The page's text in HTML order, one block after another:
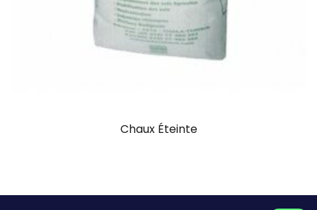
Chaux Éteinte